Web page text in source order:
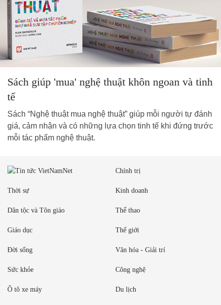
Sách giúp 'mua' nghệ thuật khôn ngoan và tinh
tế
Sách “Nghệ thuật mua nghệ thuật” giúp mỗi người tự đánh
giá, cảm nhận và có những lựa chọn tinh tế khi đứng trước
mỗi tác phẩm nghệ thuật.
Chính trị
Thời sự Kinh doanh
Dân tộc và Tôn giáo Thể thao
Giáo dục Thế giới
Đời sống Văn hóa - Giải trí
Sức khỏe Công nghệ
Ô tô xe máy Du lịch